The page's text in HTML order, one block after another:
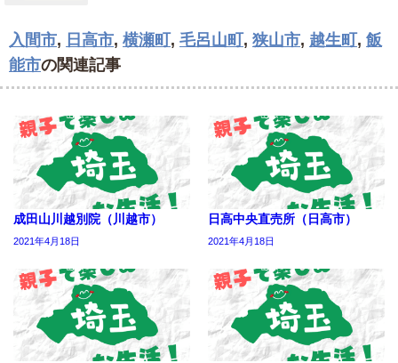
入間市, 日高市, 横瀬町 , 毛呂山町 , 狭山市, 越生町 , 飯
能市の関連記事
成田山川越別院（川越市）
2021年4月18日
日高中央直売所（日高市）
2021年4月18日